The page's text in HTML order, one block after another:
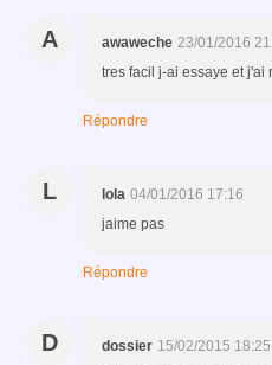
A awaweche 23/01/2016
tres facil j-ai essaye et j'ai
Répondre
L lola 04/01/2016 17:16
jaime pas
Répondre
D dossier 15/02/2015 18:25